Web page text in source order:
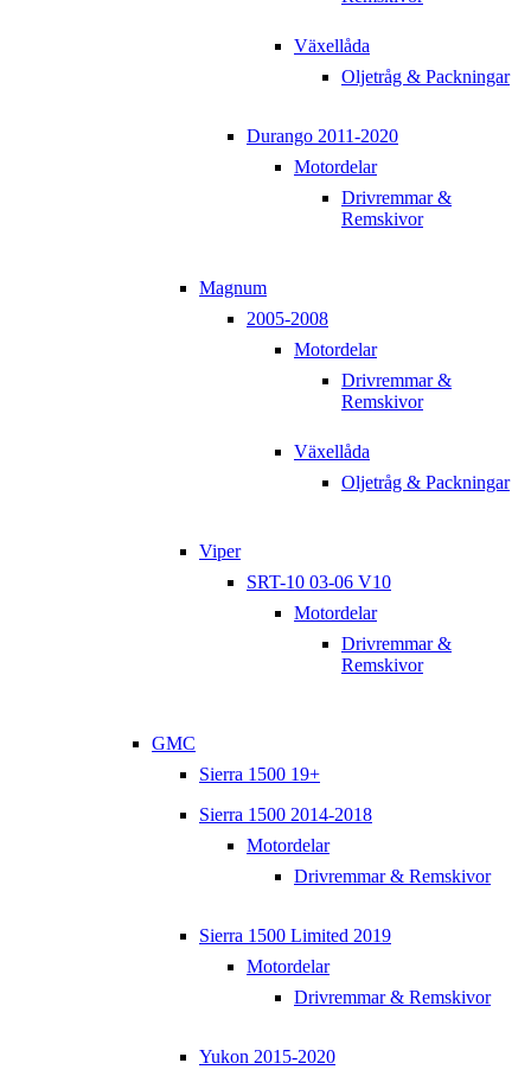
Växellåda
Oljetråg & Packningar
Durango 2011-2020
Motordelar
Drivremmar &
Remskivor
Magnum
2005-2008
Motordelar
Drivremmar &
Remskivor
Växellåda
Oljetråg & Packningar
Viper
SRT-10 03-06 V10
Motordelar
Drivremmar &
Remskivor
GMC
Sierra 1500 19+
Sierra 1500 2014-2018
Motordelar
Drivremmar & Remskivor
Sierra 1500 Limited 2019
Motordelar
Drivremmar & Remskivor
Yukon 2015-2020